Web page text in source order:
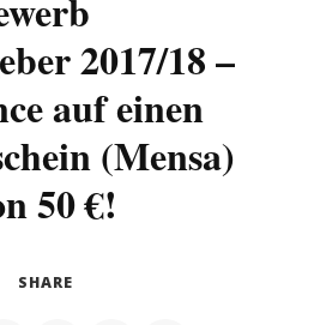
2017/18 –
auf einen
(Mensa)
50 €!
SHARE